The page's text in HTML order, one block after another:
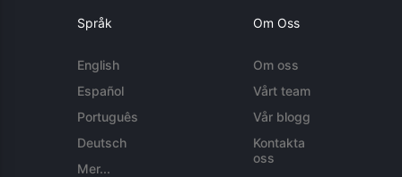
Språk
English
Español
Português
Deutsch
Mer...
Om Oss
Om oss
Vårt team
Vår blogg
Kontakta
oss